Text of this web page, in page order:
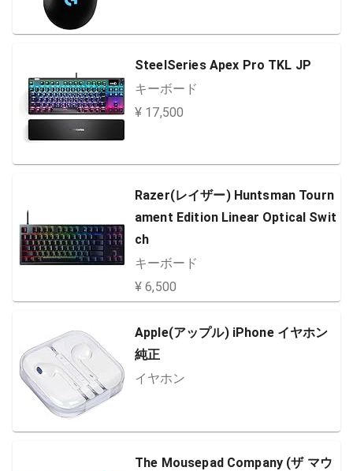
SteelSeries Apex Pro TKL JP
キーボード
¥ 17,500
Razer(レイザー) Huntsman Tourn
ament Edition Linear Optical Swit
ch
キーボード
¥ 6,500
Apple(アップル) iPhone イヤホン
純正
イヤホン
The Mousepad Company (ザ マウ